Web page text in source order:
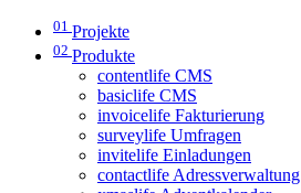
01 Projekte
02 Produkte
contentlife CMS
basiclife CMS
invoicelife Fakturierung
surveylife Umfragen
invitelife Einladungen
contactlife Adressverwaltung